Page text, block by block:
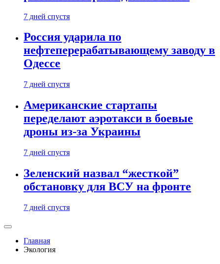
7 дней спустя
Россия ударила по
нефтеперерабатывающему заводу в
Одессе
7 дней спустя
Американские стартапы
переделают аэротакси в боевые
дроны из-за Украины
7 дней спустя
Зеленский назвал “жесткой”
обстановку для ВСУ на фронте
7 дней спустя
Главная
Экология